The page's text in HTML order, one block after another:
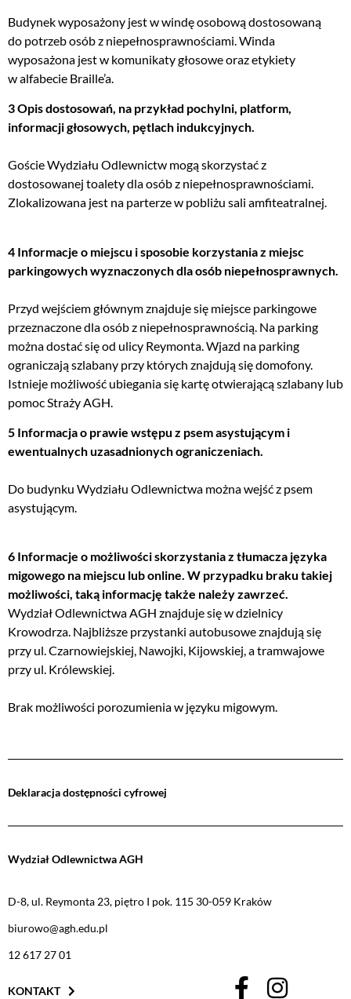
Budynek wyposażony jest w windę osobową dostosowaną
do potrzeb osób z niepełnosprawnościami. Winda
wyposażona jest w komunikaty głosowe oraz etykiety
w alfabecie Braille’a.
3 Opis dostosowań, na przykład pochylni, platform,
informacji głosowych, pętlach indukcyjnych.
Goście Wydziału Odlewnictw mogą skorzystać z
dostosowanej toalety dla osób z niepełnosprawnościami.
Zlokalizowana jest na parterze w pobliżu sali amfiteatralnej.
4 Informacje o miejscu i sposobie korzystania z miejsc
parkingowych wyznaczonych dla osób niepełnosprawnych.
Przyd wejściem głównym znajduje się miejsce parkingowe
przeznaczone dla osób z niepełnosprawnością. Na parking
można dostać się od ulicy Reymonta. Wjazd na parking
ograniczają szlabany przy których znajdują się domofony.
Istnieje możliwość ubiegania się kartę otwierającą szlabany lub
pomoc Straży AGH.
5 Informacja o prawie wstępu z psem asystującym i
ewentualnych uzasadnionych ograniczeniach.
Do budynku Wydziału Odlewnictwa można wejść z psem
asystującym.
6 Informacje o możliwości skorzystania z tłumacza języka
migowego na miejscu lub online. W przypadku braku takiej
możliwości, taką informację także należy zawrzeć.
Wydział Odlewnictwa AGH znajduje się w dzielnicy
Krowodrza. Najbliższe przystanki autobusowe znajdują się
przy ul. Czarnowiejskiej, Nawojki, Kijowskiej, a tramwajowe
przy ul. Królewskiej.
Brak możliwości porozumienia w języku migowym.
Deklaracja dostępności cyfrowej
Wydział Odlewnictwa AGH
D-8, ul. Reymonta 23, piętro I pok. 115 30-059 Kraków
biurowo@agh.edu.pl
12 617 27 01
KONTAKT